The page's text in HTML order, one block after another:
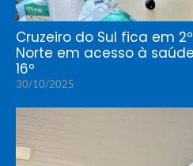
Cruzeiro do Sul fica em
Norte em acesso à
16º
30/10/2025